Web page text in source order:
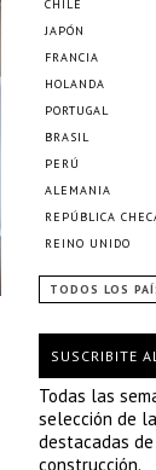
CHILE
JAPÓN
FRANCIA
HOLANDA
PORTUGAL
BRASIL
PERÚ
ALEMANIA
REPÚBLICA
REINO UNIDO
TODOS LOS
SUSCRIBITE
Todas las
selección de
destacadas
construcción.